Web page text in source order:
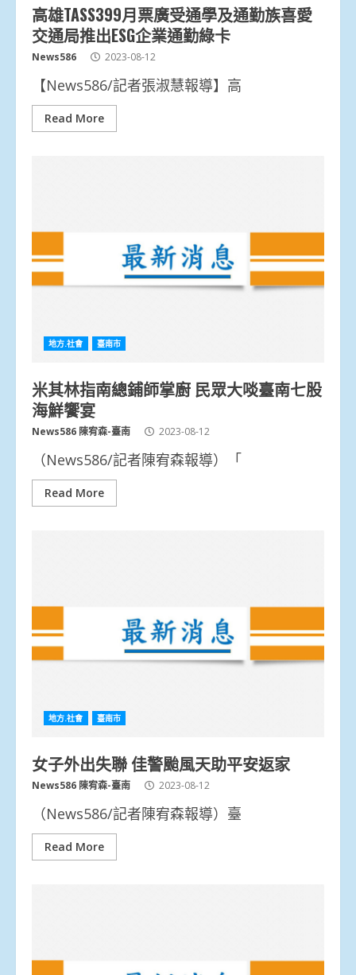
高雄TASS399月票廣受通學及通勤族喜愛
交通局推出ESG企業通勤綠卡
News586 2023-08-12
【News586/記者張淑慧報導】高
Read More
地方.社會 臺南市
米其林指南總鋪師掌廚 民眾大啖臺南七股
海鮮饗宴
News586 陳宥森-臺南 2023-08-12
（News586/記者陳宥森報導）「
Read More
地方.社會 臺南市
女子外出失聯 佳警颱風天助平安返家
News586 陳宥森-臺南 2023-08-12
（News586/記者陳宥森報導）臺
Read More